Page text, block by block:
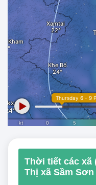
Thời tiết các xã
Thị xã Sầm